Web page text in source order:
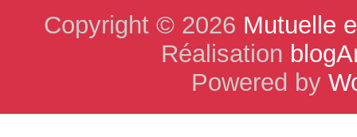
Copyright © 2026 Mutuelle
Réalisation
Powered by